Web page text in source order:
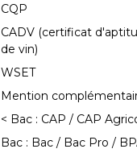
CQP
CADV (certificat
de vin)
WSET
Mention
< Bac : CAP / CAP
Bac : Bac / Bac Pro /